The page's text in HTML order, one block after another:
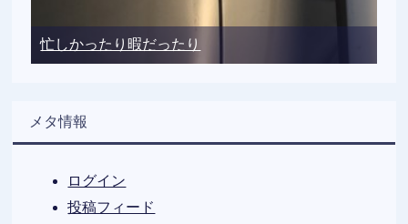
忙しかったり暇だったり
メタ情報
ログイン
投稿フィード